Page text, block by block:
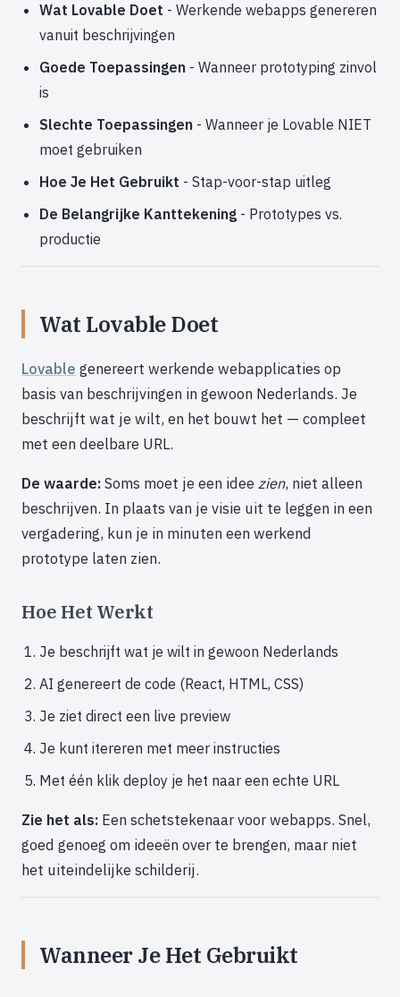
Wat Lovable Doet - Werkende webapps genereren
vanuit beschrijvingen
Goede Toepassingen - Wanneer prototyping zinvol
is
Slechte Toepassingen - Wanneer je Lovable NIET
moet gebruiken
Hoe Je Het Gebruikt - Stap-voor-stap uitleg
De Belangrijke Kanttekening - Prototypes vs.
productie
Wat Lovable Doet
Lovable genereert werkende webapplicaties op
basis van beschrijvingen in gewoon Nederlands. Je
beschrijft wat je wilt, en het bouwt het — compleet
met een deelbare URL.
De waarde:Soms moet je een idee zien, niet alleen
beschrijven. In plaats van je visie uit te leggen in een
vergadering, kun je in minuten een werkend
prototype laten zien.
Hoe Het Werkt
Je beschrijft wat je wilt in gewoon Nederlands
AI genereert de code (React, HTML, CSS)
Je ziet direct een live preview
Je kunt itereren met meer instructies
Met één klik deploy je het naar een echte URL
Zie het als: Een schetstekenaar voor webapps. Snel,
goed genoeg om ideeën over te brengen, maar niet
het uiteindelijke schilderij.
Wanneer Je Het Gebruikt